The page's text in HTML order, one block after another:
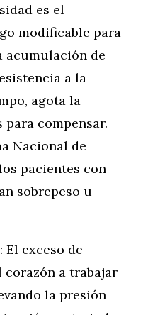
es el
modificable para
acumulación de
a la
agota la
para compensar.
Nacional de
pacientes con
sobrepeso u
: El exceso de
a trabajar
la presión